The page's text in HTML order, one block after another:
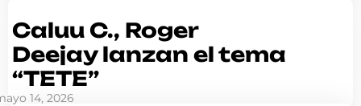
Caluu C., Roger
Deejay lanzan el tema
“TETE”
14, 2026